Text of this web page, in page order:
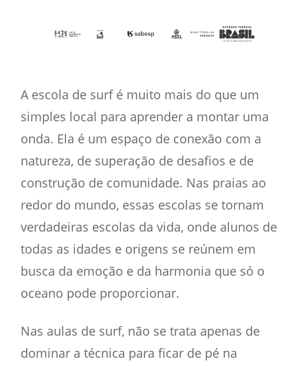
A escola de surf é muito mais do que um
simples local para aprender a montar uma
onda. Ela é um espaço de conexão com a
natureza, de superação de desafios e de
construção de comunidade. Nas praias ao
redor do mundo, essas escolas se tornam
verdadeiras escolas da vida, onde alunos de
todas as idades e origens se reúnem em
busca da emoção e da harmonia que só o
oceano pode proporcionar.
Nas aulas de surf, não se trata apenas de
dominar a técnica para ficar de pé na